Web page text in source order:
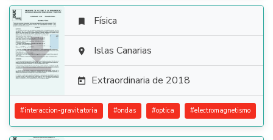

 Física
 Islas Canarias
 Extraordinaria de 2018
#interaccion-gravitatoria #ondas #optica #electromagnetismo